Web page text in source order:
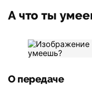
А что ты
О передаче